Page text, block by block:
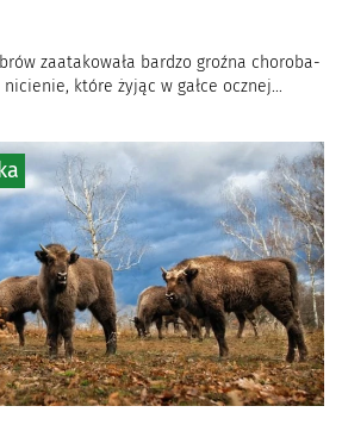
zaatakowała bardzo groźna choroba-
które żyjąc w gałce ocznej...